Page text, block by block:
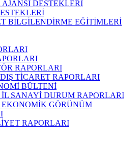
DESTEKLERİ
BİLGİLENDİRME EĞİTİMLERİ
RAPORLARI
TİCARET RAPORLARI
BÜLTENİ
SANAYİ DURUM RAPORLARI
GÖRÜNÜM
RAPORLARI